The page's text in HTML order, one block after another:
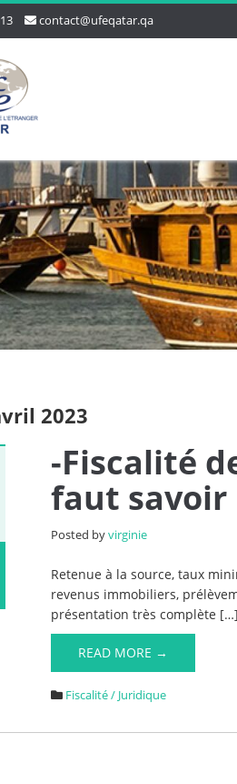
contact@ufeqatar.qa
2023
-Fiscalité
faut savoir
Posted byvirginie
Retenue à la source, taux
revenus immobiliers,
présentation très complète […]
READ MORE →
Fiscalité / Juridique